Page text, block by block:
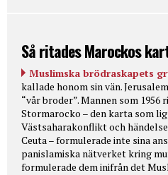
Så ritades Marockos
Muslimska brödraskapets
kallade honom sin vän.
“vår broder”. Mannen som 1956
Stormarocko – den karta som
Västsaharakonflikt och
Ceuta – formulerade inte sina
panislamiska nätverket kring
formulerade dem inifrån det